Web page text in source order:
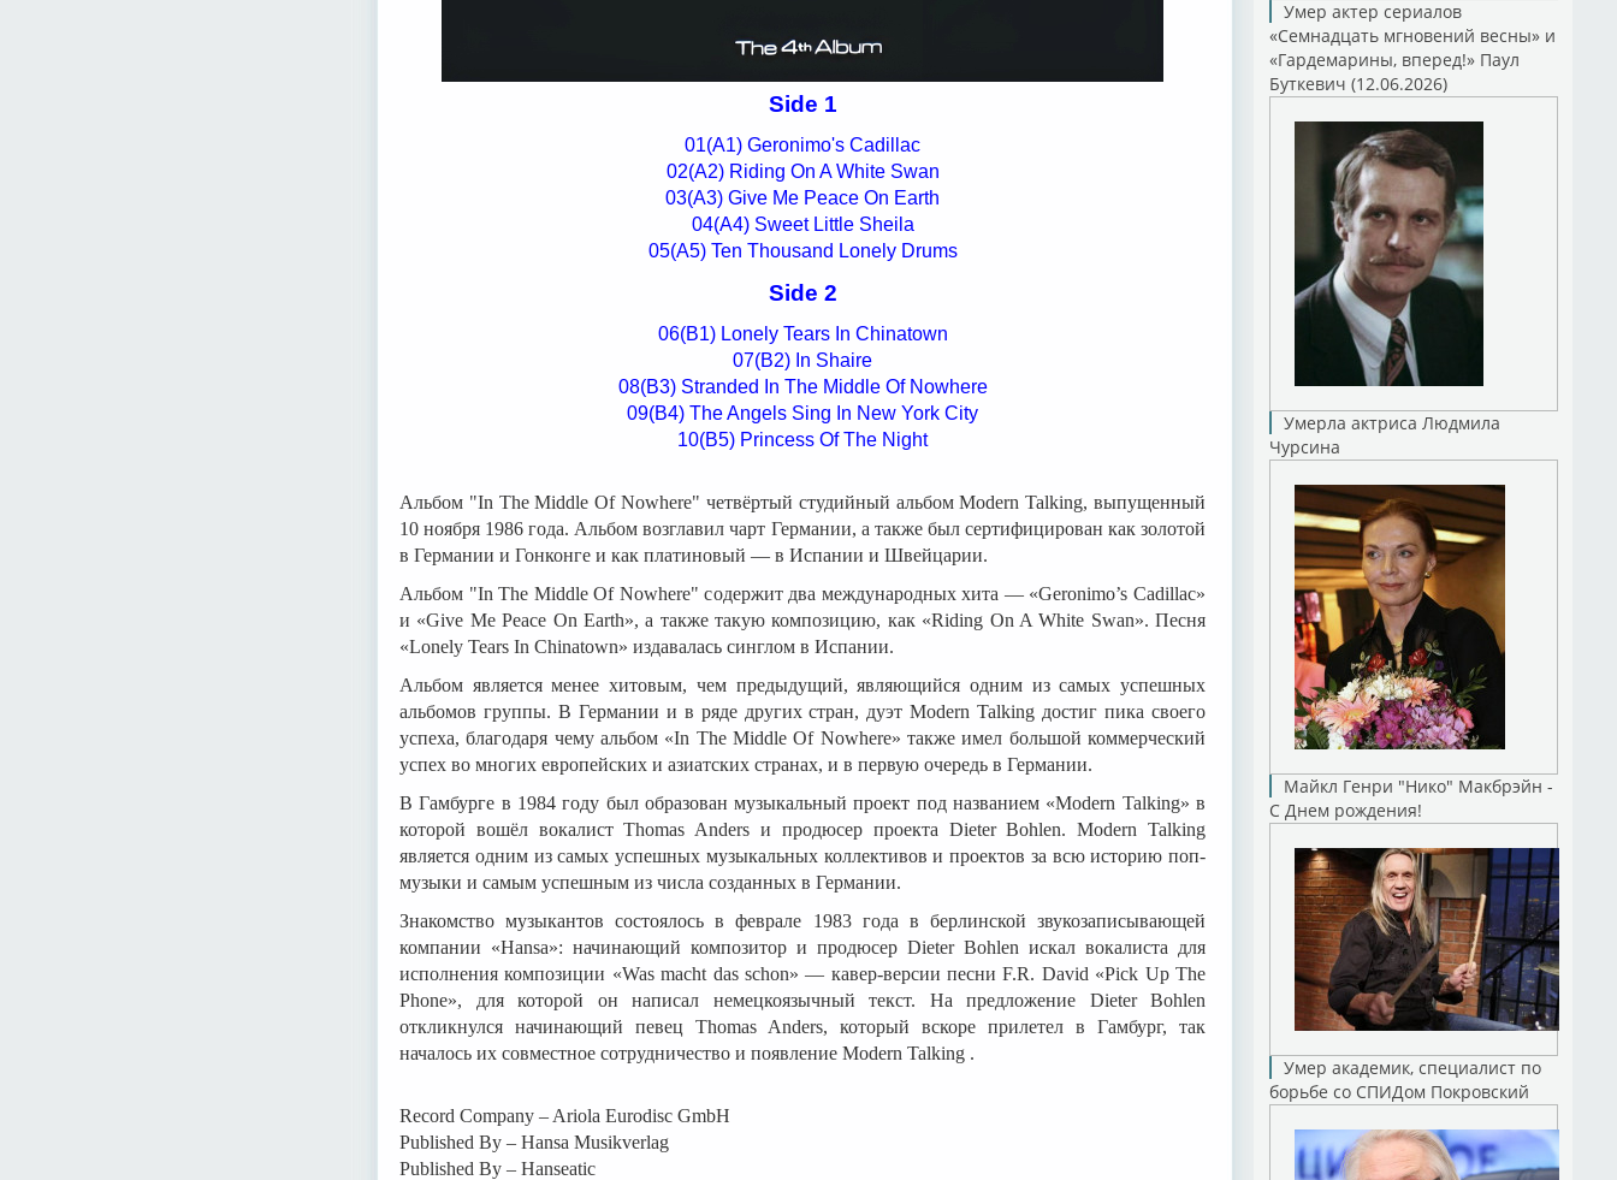
Side 1
01(A1) Geronimo's Cadillac
02(A2) Riding On A White Swan
03(A3) Give Me Peace On Earth
04(A4) Sweet Little Sheila
05(A5) Ten Thousand Lonely Drums
Side 2
06(B1) Lonely Tears In Chinatown
07(B2) In Shaire
08(B3) Stranded In The Middle Of Nowhere
09(B4) The Angels Sing In New York City
10(B5) Princess Of The Night
Альбом "In The Middle Of Nowhere" четвёртый студийный альбом Modern Talking, выпущенный
10 ноября 1986 года. Альбом возглавил чарт Германии, а также был сертифицирован как золотой
в Германии и Гонконге и как платиновый — в Испании и Швейцарии.
Альбом "In The Middle Of Nowhere" содержит два международных хита — «Geronimo’s Cadillac»
и «Give Me Peace On Earth», а также такую композицию, как «Riding On A White Swan». Песня
«Lonely Tears In Chinatown» издавалась синглом в Испании.
Альбом является менее хитовым, чем предыдущий, являющийся одним из самых успешных
альбомов группы. В Германии и в ряде других стран, дуэт Modern Talking достиг пика своего
успеха, благодаря чему альбом «In The Middle Of Nowhere» также имел большой коммерческий
успех во многих европейских и азиатских странах, и в первую очередь в Германии.
В Гамбурге в 1984 году был образован музыкальный проект под названием «Modern Talking» в
которой вошёл вокалист Thomas Anders и продюсер проекта Dieter Bohlen. Modern Talking
является одним из самых успешных музыкальных коллективов и проектов за всю историю поп-
музыки и самым успешным из числа созданных в Германии.
Знакомство музыкантов состоялось в феврале 1983 года в берлинской звукозаписывающей
компании «Hansa»: начинающий композитор и продюсер Dieter Bohlen искал вокалиста для
исполнения композиции «Was macht das schon» — кавер-версии песни F.R. David «Pick Up The
Phone», для которой он написал немецкоязычный текст. На предложение Dieter Bohlen
откликнулся начинающий певец Thomas Anders, который вскоре прилетел в Гамбург, так
началось их совместное сотрудничество и появление Modern Talking .
Record Company – Ariola Eurodisc GmbH
Published By – Hansa Musikverlag
Published By – Hanseatic
Умер актер сериалов
«Семнадцать мгновений весны» и
«Гардемарины, вперед!» Паул
Буткевич (12.06.2026)
Умерла актриса Людмила
Чурсина
Майкл Генри "Нико" Макбрэйн -
С Днем рождения!
Умер академик, специалист по
борьбе со СПИДом Покровский